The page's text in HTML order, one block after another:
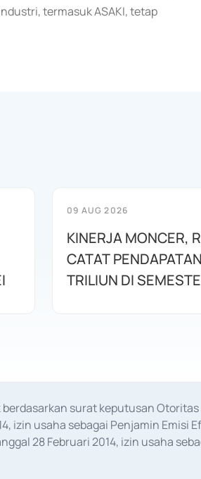
termasuk ASAKI, tetap
09 AUG 2026
KINERJA MONCER,
CATAT
TRILIUN DI
surat keputusan
izin usaha sebagai Penjamin
28 Februari 2014, izin usaha